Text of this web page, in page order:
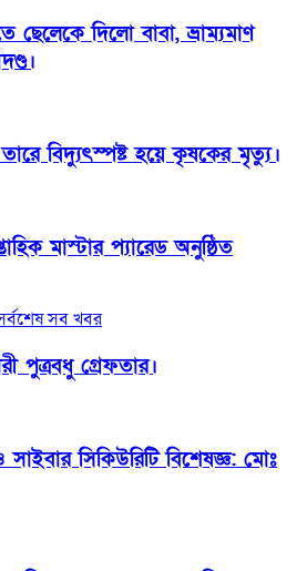
ছেলেকে দিলো বাবা, ভ্রাম্যমাণ
বিদ্যুৎস্পষ্ট হয়ে কৃষকের মৃত্যু।
মাস্টার প্যারেড অনুষ্ঠিত
সব খবর
পুত্রবধু গ্রেফতার।
সিকিউরিটি বিশেষজ্ঞ: মোঃ